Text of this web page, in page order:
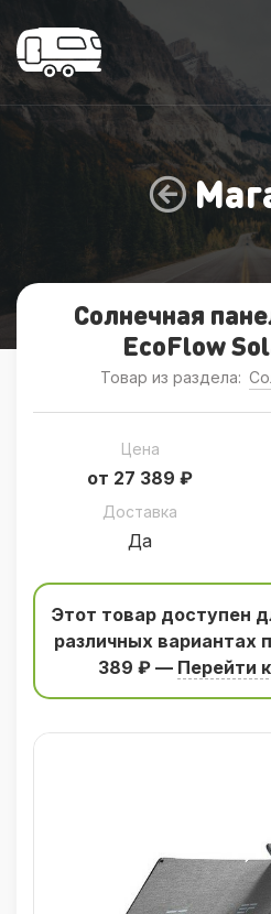
Солнечная
EcoFlow
Товар из раздела:
Цена
от 27 389 ₽
Доставка
Да
Этот товар доступен
различных вариантаx
389 ₽ — Перейти